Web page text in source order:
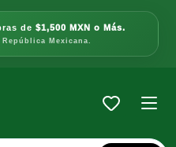
de $1,500 MXN o Más.
Mexicana.